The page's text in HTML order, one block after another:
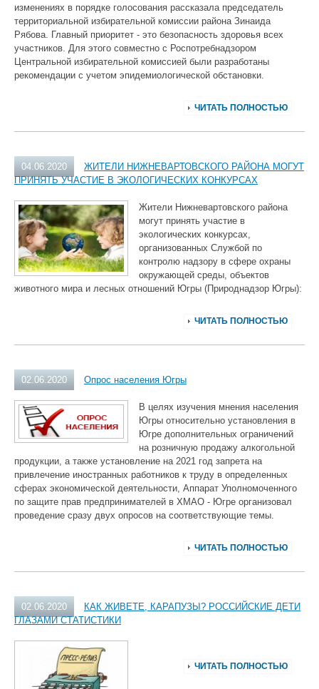
изменениях в порядке голосования рассказала председатель
территориальной избирательной комиссии района Зинаида
Рябова. Главный приоритет - это безопасность здоровья всех
участников. Для этого совместно с Роспотребнадзором
Центральной избирательной комиссией были разработаны
рекомендации с учетом эпидемиологической обстановки.
ЧИТАТЬ ПОЛНОСТЬЮ
04.06.2020
ЖИТЕЛИ НИЖНЕВАРТОВСКОГО РАЙОНА МОГУТ
ПРИНЯТЬ УЧАСТИЕ В ЭКОЛОГИЧЕСКИХ КОНКУРСАХ
Жители Нижневартовского района
могут принять участие в
экологических конкурсах,
организованных Службой по
контролю надзору в сфере охраны
окружающей среды, объектов
животного мира и лесных отношений Югры (Природнадзор Югры):
ЧИТАТЬ ПОЛНОСТЬЮ
02.06.2020 Опрос населения Югры
В целях изучения мнения населения
Югры относительно установления в
Югре дополнительных ограничений
на розничную продажу алкогольной
продукции, а также установление на 2021 год запрета на
привлечение иностранных работников к труду в определенных
сферах экономической деятельности, Аппарат Уполномоченного
по защите прав предпринимателей в ХМАО - Югре организовал
проведение сразу двух опросов на соответствующие темы.
ЧИТАТЬ ПОЛНОСТЬЮ
02.06.2020
КАК ЖИВЕТЕ, КАРАПУЗЫ? РОССИЙСКИЕ ДЕТИ
ГЛАЗАМИ СТАТИСТИКИ
ЧИТАТЬ ПОЛНОСТЬЮ